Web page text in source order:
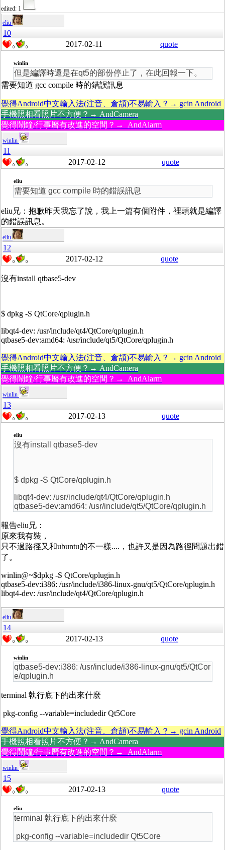
edited: 1
eliu
10
0 0 2017-02-11 quote
winlin
但是編譯時還是在qt5的部份停止了，在此回報一下。
需要知道 gcc compile 時的錯誤訊息
覺得Android中文輸入法(注音、倉頡)不易輸入？→ gcin Android
手機照相看照片不方便？→ AndCamera
覺得鬧鐘/行事曆有改進的空間？→ AndAlarm
winlin
11
0 0 2017-02-12 quote
eliu
需要知道 gcc compile 時的錯誤訊息
eliu兄：抱歉昨天我忘了說，我上一篇有個附件，裡頭就是編譯
的錯誤訊息。
eliu
12
0 0 2017-02-12 quote
沒有install qtbase5-dev
$ dpkg -S QtCore/qplugin.h
libqt4-dev: /usr/include/qt4/QtCore/qplugin.h
qtbase5-dev:amd64: /usr/include/qt5/QtCore/qplugin.h
覺得Android中文輸入法(注音、倉頡)不易輸入？→ gcin Android
手機照相看照片不方便？→ AndCamera
覺得鬧鐘/行事曆有改進的空間？→ AndAlarm
winlin
13
0 0 2017-02-13 quote
eliu
沒有install qtbase5-dev
$ dpkg -S QtCore/qplugin.h
libqt4-dev: /usr/include/qt4/QtCore/qplugin.h
qtbase5-dev:amd64: /usr/include/qt5/QtCore/qplugin.h
報告eliu兄：
原來我有裝，
只不過路徑又和ubuntu的不一樣....，也許又是因為路徑問題出錯
了。
winlin@~$dpkg -S QtCore/qplugin.h
qtbase5-dev:i386: /usr/include/i386-linux-gnu/qt5/QtCore/qplugin.h
libqt4-dev: /usr/include/qt4/QtCore/qplugin.h
eliu
14
0 0 2017-02-13 quote
winlin
qtbase5-dev:i386: /usr/include/i386-linux-gnu/qt5/QtCor
e/qplugin.h
terminal 執行底下的出來什麼
pkg-config --variable=includedir Qt5Core
覺得Android中文輸入法(注音、倉頡)不易輸入？→ gcin Android
手機照相看照片不方便？→ AndCamera
覺得鬧鐘/行事曆有改進的空間？→ AndAlarm
winlin
15
0 0 2017-02-13 quote
eliu
terminal 執行底下的出來什麼
pkg-config --variable=includedir Qt5Core